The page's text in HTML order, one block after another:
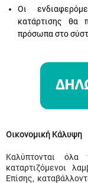
Οι
κατάρτισης θα
πρόσωπα στο
Οικονομική Κάλυψη
Καλύπτονται
καταρτιζόμενοι
Επίσης,